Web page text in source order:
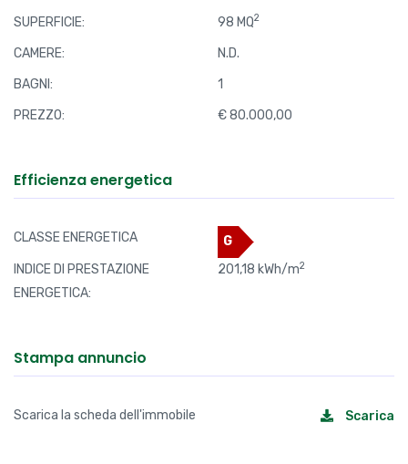
SUPERFICIE:
98 MQ2
CAMERE:
N.D.
BAGNI:
1
PREZZO:
€ 80.000,00
Efficienza energetica
CLASSE ENERGETICA
G
INDICE DI PRESTAZIONE
ENERGETICA:
201,18 kWh/m2
Stampa annuncio
Scarica la scheda dell'immobile Scarica